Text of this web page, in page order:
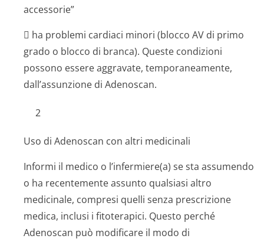
accessorie”
 ha problemi cardiaci minori (blocco AV di primo
grado o blocco di branca). Queste condizioni
possono essere aggravate, temporaneamente,
dall’assunzione di Adenoscan.
2
Uso di Adenoscan con altri medicinali
Informi il medico o l’infermiere(a) se sta assumendo
o ha recentemente assunto qualsiasi altro
medicinale, compresi quelli senza prescrizione
medica, inclusi i fitoterapici. Questo perché
Adenoscan può modificare il modo di